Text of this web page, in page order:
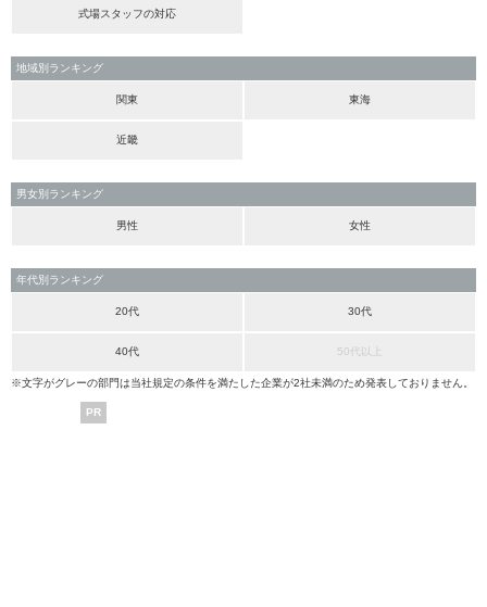
式場スタッフの対応
地域別ランキング
関東 東海
近畿
男女別ランキング
男性 女性
年代別ランキング
20代 30代
40代 50代以上
※文字がグレーの部門は当社規定の条件を満たした企業が2社未満のため発表しておりません。
PR